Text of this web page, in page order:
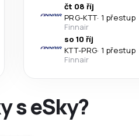
čt 08 říj
PRG-KTT· 1 přestup
Finnair
so 10 říj
KTT-PRG· 1 přestup
Finnair
s eSky?